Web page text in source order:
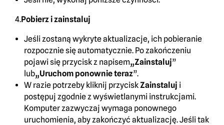
4.Pobierz i zainstaluj
Jeśli zostaną wykryte aktualizacje, ich pobieranie
rozpocznie się automatycznie. Po zakończeniu
pojawi się przycisk z napisem„Zainstaluj”
lub„Uruchom ponownie teraz”.
W razie potrzeby kliknij przyciskZainstaluj i
postępuj zgodnie z wyświetlanymi instrukcjami.
Komputer zazwyczaj wymaga ponownego
uruchomienia, aby zakończyć aktualizację. Jeśli tak